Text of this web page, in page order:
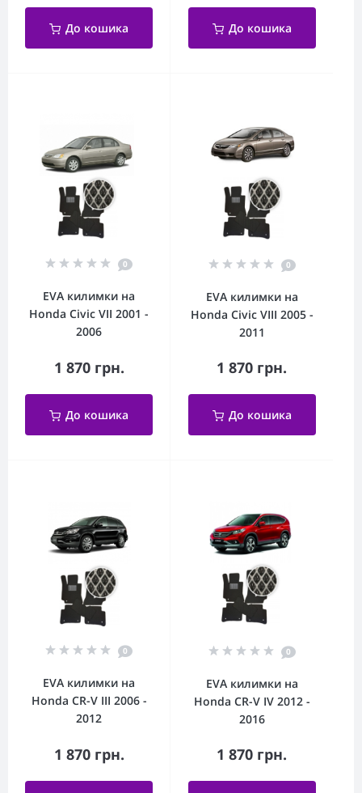
До кошика До кошика
0
EVA килимки на
Honda Civic VII 2001 -
2006
1 870 грн.
До кошика
0
EVA килимки на
Honda Civic VIII 2005 -
2011
1 870 грн.
До кошика
0
EVA килимки на
Honda CR-V III 2006 -
2012
1 870 грн.
0
EVA килимки на
Honda CR-V IV 2012 -
2016
1 870 грн.